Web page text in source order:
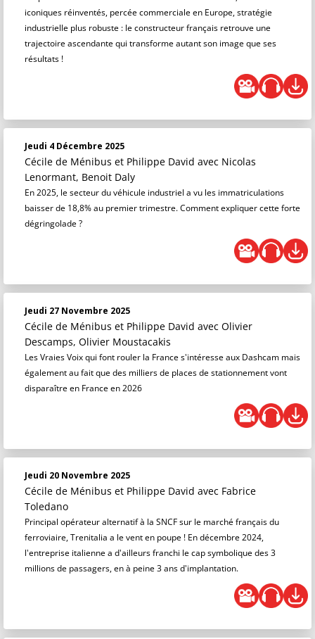
iconiques réinventés, percée commerciale en Europe, stratégie
industrielle plus robuste : le constructeur français retrouve une
trajectoire ascendante qui transforme autant son image que ses
résultats !
Jeudi 4 Décembre 2025
Cécile de Ménibus et Philippe David avec Nicolas
Lenormant, Benoit Daly
En 2025, le secteur du véhicule industriel a vu les immatriculations
baisser de 18,8% au premier trimestre. Comment expliquer cette forte
dégringolade ?
Jeudi 27 Novembre 2025
Cécile de Ménibus et Philippe David avec Olivier
Descamps, Olivier Moustacakis
Les Vraies Voix qui font rouler la France s'intéresse aux Dashcam mais
également au fait que des milliers de places de stationnement vont
disparaître en France en 2026
Jeudi 20 Novembre 2025
Cécile de Ménibus et Philippe David avec Fabrice
Toledano
Principal opérateur alternatif à la SNCF sur le marché français du
ferroviaire, Trenitalia a le vent en poupe ! En décembre 2024,
l'entreprise italienne a d'ailleurs franchi le cap symbolique des 3
millions de passagers, en à peine 3 ans d'implantation.